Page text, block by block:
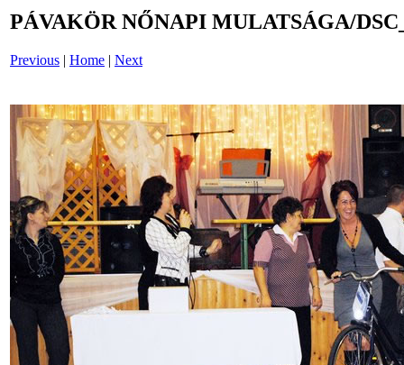
PÁVAKÖR NŐNAPI MULATSÁGA/
Previous | Home | Next